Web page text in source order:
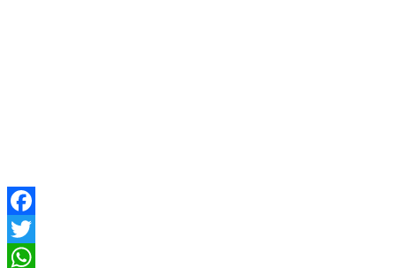
Facebook
Twitter